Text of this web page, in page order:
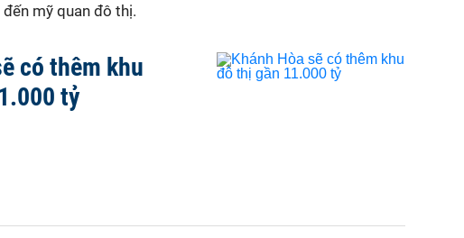
mỹ quan đô thị.
có thêm khu
tỷ